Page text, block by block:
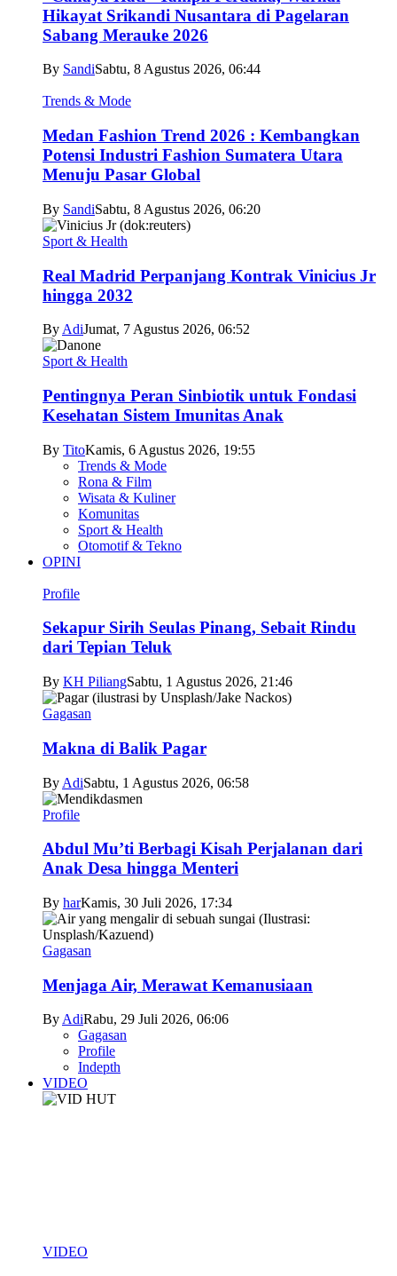
Hikayat Srikandi Nusantara di Pagelaran
Sabang Merauke 2026
By SandiSabtu, 8 Agustus 2026, 06:44
Trends & Mode
Medan Fashion Trend 2026 : Kembangkan
Potensi Industri Fashion Sumatera Utara
Menuju Pasar Global
By SandiSabtu, 8 Agustus 2026, 06:20
Sport & Health
Real Madrid Perpanjang Kontrak Vinicius Jr
hingga 2032
By AdiJumat, 7 Agustus 2026, 06:52
Sport & Health
Pentingnya Peran Sinbiotik untuk Fondasi
Kesehatan Sistem Imunitas Anak
By TitoKamis, 6 Agustus 2026, 19:55
Trends & Mode
Rona & Film
Wisata & Kuliner
Komunitas
Sport & Health
Otomotif & Tekno
OPINI
Profile
Sekapur Sirih Seulas Pinang, Sebait Rindu
dari Tepian Teluk
By KH PiliangSabtu, 1 Agustus 2026, 21:46
Gagasan
Makna di Balik Pagar
By AdiSabtu, 1 Agustus 2026, 06:58
Profile
Abdul Mu’ti Berbagi Kisah Perjalanan dari
Anak Desa hingga Menteri
By harKamis, 30 Juli 2026, 17:34
Gagasan
Menjaga Air, Merawat Kemanusiaan
ByAdiRabu, 29 Juli 2026, 06:06
Gagasan
Profile
Indepth
VIDEO
VIDEO